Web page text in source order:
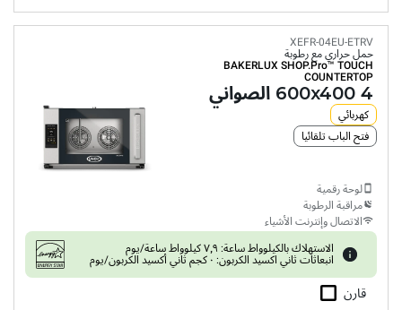
XEFR-04EU-ETRV
حمل حراري مع رطوبة
BAKERLUX SHOP.Pro™ TOUCH
COUNTERTOP
4 600x400 الصواني
كهربائي
فتح الباب تلقائيا
لوحة رقمية
مراقبة الرطوبة
الاتصال وإنترنت الأشياء
الاستهلاك بالكيلوواط ساعة: ٧٫٩ كيلوواط ساعة/يوم
انبعاثات ثاني اكسيد الكربون: ٠ كجم ثاني أكسيد الكربون/يوم
قارن